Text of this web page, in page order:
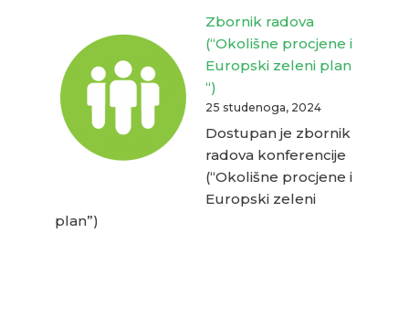
Zbornik radova
(“Okolišne procjene i
Europski zeleni plan
“)
25 studenoga, 2024
Dostupan je zbornik
radova konferencije
(“Okolišne procjene i
Europski zeleni
plan”)